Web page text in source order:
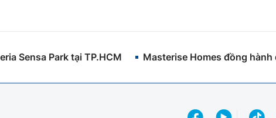
Sensa Park tại TP.HCM Masterise Homes đồng